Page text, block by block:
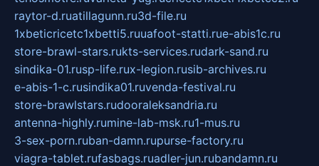
raytor-d.ruatillagunn.ru3d-file.ru
1xbeticricetc1xbetti5.ruuafoot-statti.rue-abis1c.ru
store-brawl-stars.rukts-services.rudark-sand.ru
sindika-01.rusp-life.rux-legion.rusib-archives.ru
e-abis-1-c.rusindika01.ruvenda-festival.ru
store-brawlstars.rudooraleksandria.ru
antenna-highly.rumine-lab-msk.ru1-mus.ru
3-sex-porn.ruban-damn.rupurse-factory.ru
viagra-tablet.rufasbags.ruadler-jun.rubandamn.ru